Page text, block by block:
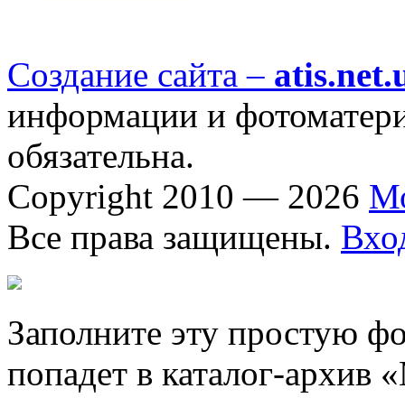
Создание сайта –
информации и
обязательна.
Copyright 2010 — 2026
Все права защищены.
Заполните эту простую
попадет в каталог-архив